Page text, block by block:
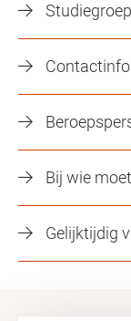
Bij wie
Gelijktijdig